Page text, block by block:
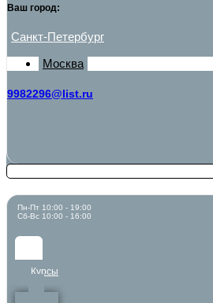
Ваш город:
Санкт-Петербург
Москва
9982296@list.ru
Пн-Пт 10:00 - 19:00
Сб-Вс 10:00 - 16:00
Курсы